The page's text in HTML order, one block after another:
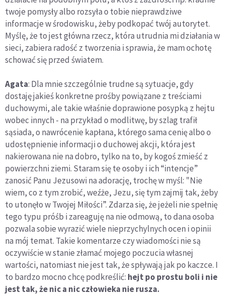
twoje pomysły albo rozsyła o tobie nieprawdziwe
informacje w środowisku, żeby podkopać twój autorytet.
Myślę, że to jest główna rzecz, która utrudnia mi działania w
sieci, zabiera radość z tworzenia i sprawia, że mam ochotę
schować się przed światem.
Agata: Dla mnie szczególnie trudne są sytuacje, gdy
dostaję jakieś konkretne prośby powiązane z treściami
duchowymi, ale takie właśnie doprawione posypką z hejtu
wobec innych - na przykład o modlitwę, by szlag trafił
sąsiada, o nawrócenie kapłana, którego sama cenię albo o
udostępnienie informacji o duchowej akcji, która jest
nakierowana nie na dobro, tylko na to, by kogoś zmieść z
powierzchni ziemi. Staram się te osoby i ich “intencje”
zanosić Panu Jezusowi na adorację, trochę w myśl: "Nie
wiem, co z tym zrobić, weźże, Jezu, się tym zajmij tak, żeby
to utonęło w Twojej Miłości”. Zdarza się, że jeżeli nie spełnię
tego typu próśb i zareaguję na nie odmową, to dana osoba
pozwala sobie wyrazić wiele nieprzychylnych ocen i opinii
na mój temat. Takie komentarze czy wiadomości nie są
oczywiście w stanie złamać mojego poczucia własnej
wartości, natomiast nie jest tak, że spływają jak po kaczce. I
to bardzo mocno chcę podkreślić: hejt po prostu boli i nie
jest tak, że nic a nic człowieka nie rusza.